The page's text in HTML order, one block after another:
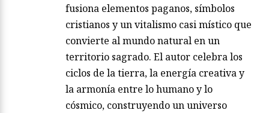
fusiona elementos paganos, símbolos
cristianos y un vitalismo casi místico que
convierte al mundo natural en un
territorio sagrado. El autor celebra los
ciclos de la tierra, la energía creativa y
la armonía entre lo humano y lo
cósmico, construyendo un universo